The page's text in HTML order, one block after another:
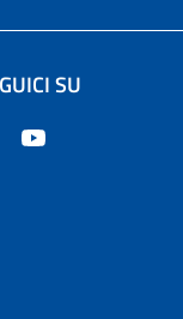
in un'altra scheda).
SU